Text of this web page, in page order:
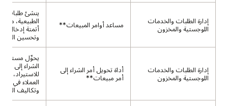
إدارة الطلبات والخدمات
اللوجستية والمخزون
مساعد أوامر المبيعات**
ينشئ طلبات
الطبيعية، مما
أتمتة إدخال
وتحسين الدقة.
إدارة الطلبات والخدمات
اللوجستية والمخزون
أداة تحويل أمر الشراء إلى
أمر مبيعات**
يحوِّل
الشراء إلى
للاستيراد،
العملاء في
وتكاليف